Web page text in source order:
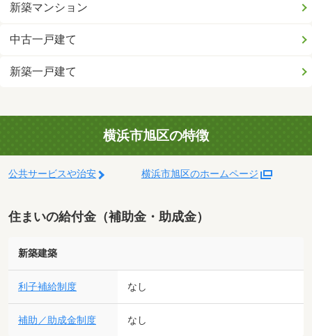
新築マンション
中古一戸建て
新築一戸建て
横浜市旭区の特徴
公共サービスや治安 横浜市旭区のホームページ
住まいの給付金（補助金・助成金）
新築建築
利子補給制度 なし
補助／助成金制度 なし